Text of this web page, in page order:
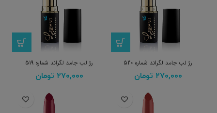
رژ لب جامد لگراند شماره 520
۲۷۰,۰۰۰ تومان
رژ لب جامد لگراند شماره 519
۲۷۰,۰۰۰ تومان